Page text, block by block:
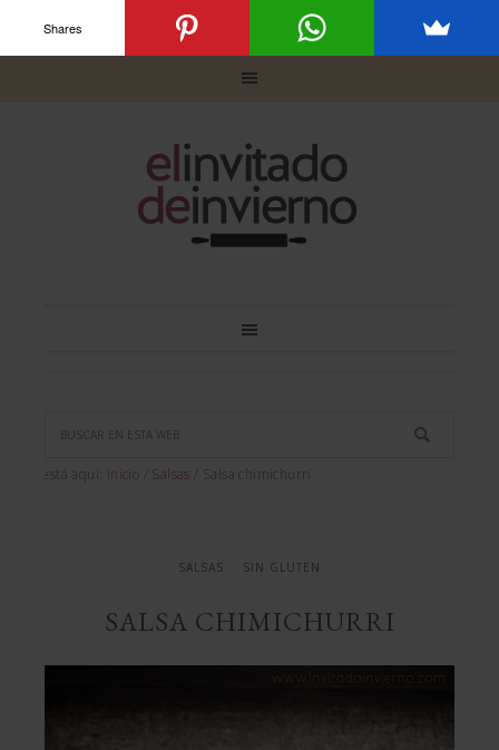
Usted está aquí: Inicio Salsas Salsa chimichurri
SALSAS SIN GLUTEN
SALSA CHIMICHURRI
Shares